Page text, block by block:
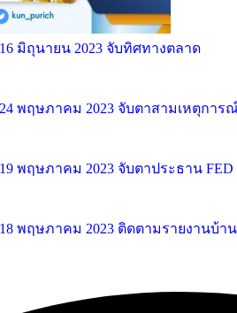
มิถุนายน 2023 จับทิศทางตลาด
พฤษภาคม 2023 จับตาสามเหตุการ
พฤษภาคม 2023 จับตาประธาน
พฤษภาคม 2023 ติดตามรายงานบ้า